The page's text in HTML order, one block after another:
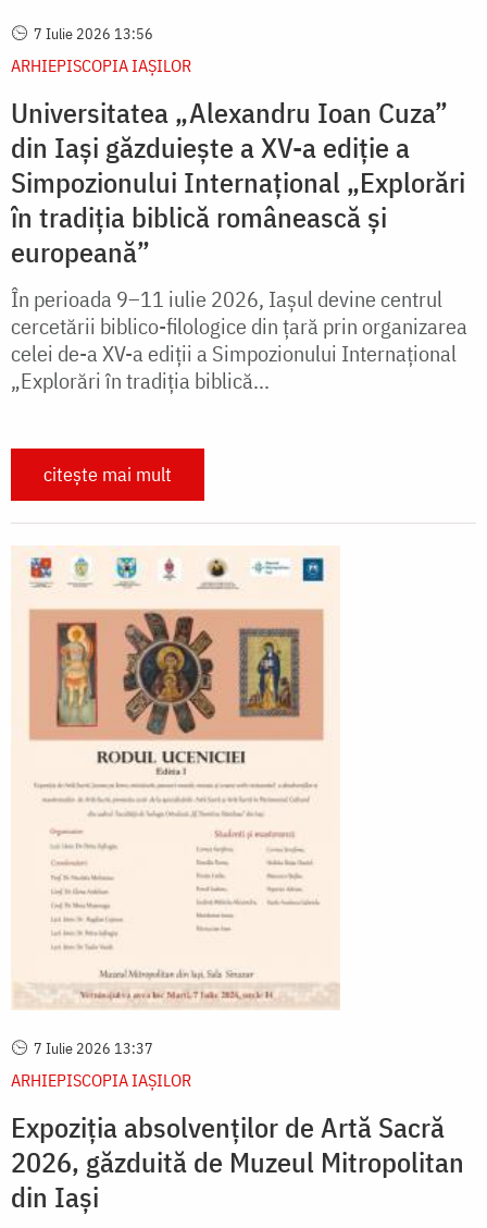
7 Iulie 2026 13:56
ARHIEPISCOPIA IAŞILOR
Universitatea „Alexandru Ioan Cuza”
din Iași găzduiește a XV-a ediție a
Simpozionului Internațional „Explorări
în tradiția biblică românească și
europeană”
În perioada 9–11 iulie 2026, Iașul devine centrul
cercetării biblico-filologice din țară prin organizarea
celei de-a XV-a ediții a Simpozionului Internațional
„Explorări în tradiția biblică...
citește mai mult
7 Iulie 2026 13:37
ARHIEPISCOPIA IAŞILOR
Expoziția absolvenților de Artă Sacră
2026, găzduită de Muzeul Mitropolitan
din Iași